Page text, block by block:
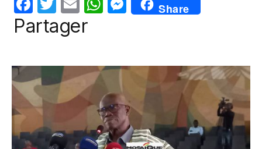
o
k
p
er
a
e
b
o
o
k
w
itt
er
m
s
A
p
p
e
e
g
er
Share
Partager